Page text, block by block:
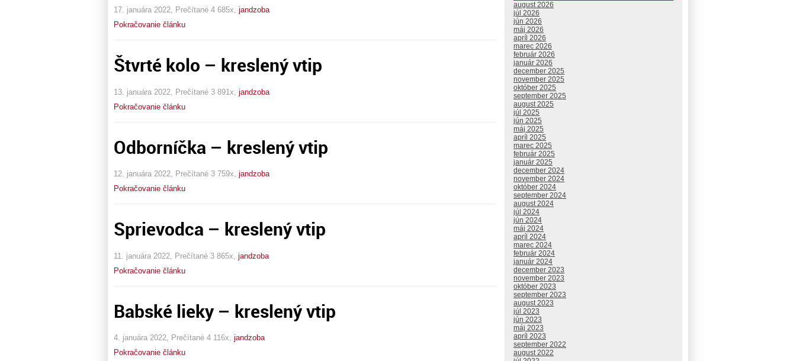
17. januára 2022, Prečítané 4 685x, jandzoba
Pokračovanie článku
Štvrté kolo – kreslený vtip
13. januára 2022, Prečítané 3 891x, jandzoba
Pokračovanie článku
Odborníčka – kreslený vtip
12. januára 2022, Prečítané 3 759x, jandzoba
Pokračovanie článku
Sprievodca – kreslený vtip
11. januára 2022, Prečítané 3 865x, jandzoba
Pokračovanie článku
Babské lieky – kreslený vtip
4. januára 2022, Prečítané 4 116x, jandzoba
Pokračovanie článku
august 2026
júl 2026
jún 2026
máj 2026
apríl 2026
marec 2026
február 2026
január 2026
december 2025
november 2025
október 2025
september 2025
august 2025
júl 2025
jún 2025
máj 2025
apríl 2025
marec 2025
február 2025
január 2025
december 2024
november 2024
október 2024
september 2024
august 2024
júl 2024
jún 2024
máj 2024
apríl 2024
marec 2024
február 2024
január 2024
december 2023
november 2023
október 2023
september 2023
august 2023
júl 2023
jún 2023
máj 2023
apríl 2023
september 2022
august 2022